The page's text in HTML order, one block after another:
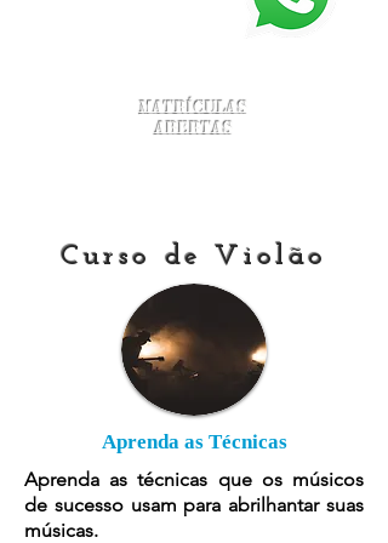
Matrículas
Abertas
Curso de Violão
Aprenda as Técnicas
Aprenda as técnicas que os músicos
de sucesso usam para abrilhantar suas
músicas.